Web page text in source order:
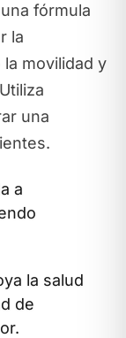
fórmula
la
movilidad y
una
a
la salud
de